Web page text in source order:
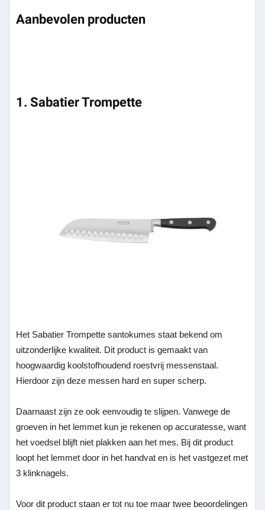
Aanbevolen producten
1. Sabatier Trompette
Het Sabatier Trompette santokumes staat bekend om
uitzonderlijke kwaliteit. Dit product is gemaakt van
hoogwaardig koolstofhoudend roestvrij messenstaal.
Hierdoor zijn deze messen hard en super scherp.
Daarnaast zijn ze ook eenvoudig te slijpen. Vanwege de
groeven in het lemmet kun je rekenen op accuratesse, want
het voedsel blijft niet plakken aan het mes. Bij dit product
loopt het lemmet door in het handvat en is het vastgezet met
3 klinknagels.
Voor dit product staan er tot nu toe maar twee beoordelingen